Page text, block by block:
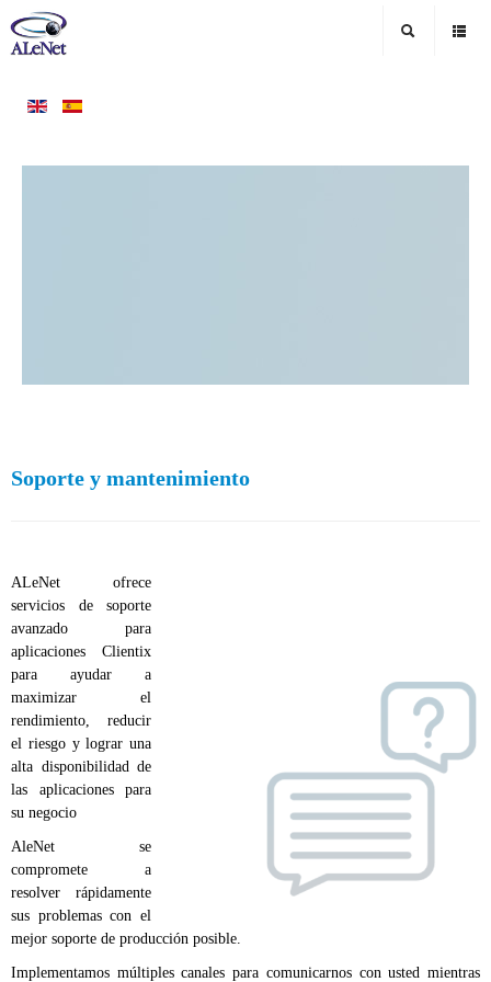
Soporte y mantenimiento
ALeNet ofrece
servicios de soporte
avanzado para
aplicaciones Clientix
para ayudar a
maximizar el
rendimiento, reducir
el riesgo y lograr una
alta disponibilidad de
las aplicaciones para
su negocio
AleNet se
compromete a
resolver rápidamente
sus problemas con el
mejor soporte de producción posible.
Implementamos múltiples canales para comunicarnos con usted mientras